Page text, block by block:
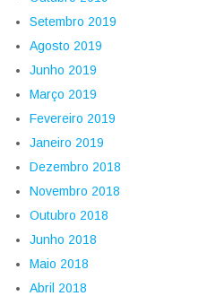
Setembro 2019
Agosto 2019
Junho 2019
Março 2019
Fevereiro 2019
Janeiro 2019
Dezembro 2018
Novembro 2018
Outubro 2018
Junho 2018
Maio 2018
Abril 2018